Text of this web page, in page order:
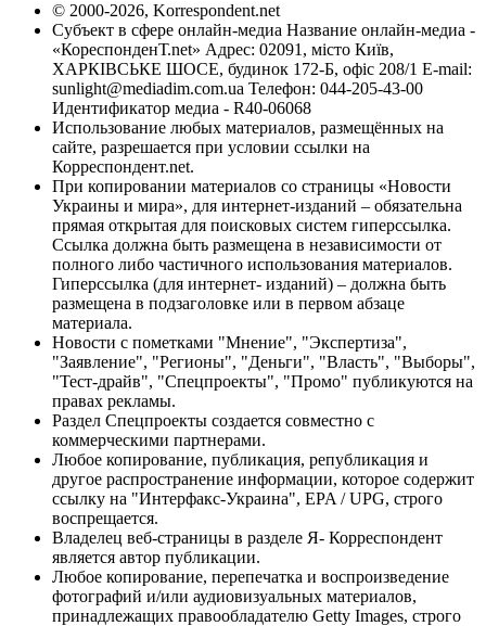
© 2000-2026, Korrespondent.net
Субъект в сфере онлайн-медиа Название онлайн-медиа -
«КореспонденТ.net» Адрес: 02091, місто Київ,
ХАРКІВСЬКЕ ШОСЕ, будинок 172-Б, офіс 208/1 E-mail:
sunlight@mediadim.com.ua Телефон: 044-205-43-00
Идентификатор медиа - R40-06068
Использование любых материалов, размещённых на
сайте, разрешается при условии ссылки на
Корреспондент.net.
При копировании материалов со страницы «Новости
Украины и мира», для интернет-изданий – обязательна
прямая открытая для поисковых систем гиперссылка.
Ссылка должна быть размещена в независимости от
полного либо частичного использования материалов.
Гиперссылка (для интернет- изданий) – должна быть
размещена в подзаголовке или в первом абзаце
материала.
Новости с пометками "Мнение", "Экспертиза",
"Заявление", "Регионы", "Деньги", "Власть", "Выборы",
"Тест-драйв", "Спецпроекты", "Промо" публикуются на
правах рекламы.
Раздел Спецпроекты создается совместно с
коммерческими партнерами.
Любое копирование, публикация, републикация и
другое распространение информации, которое содержит
ссылку на "Интерфакс-Украина", EPA / UPG, строго
воспрещается.
Владелец веб-страницы в разделе Я- Корреспондент
является автор публикации.
Любое копирование, перепечатка и воспроизведение
фотографий и/или аудиовизуальных материалов,
принадлежащих правообладателю Getty Images, строго